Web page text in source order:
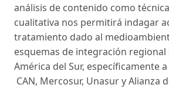
análisis de contenido como
cualitativa nos permitirá indagar
tratamiento dado al
esquemas de integración regional
América del Sur, específicamente
CAN, Mercosur, Unasur y Alianza